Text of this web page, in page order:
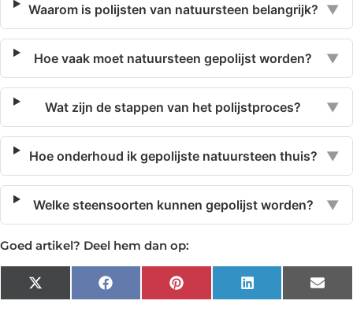
Waarom is polijsten van natuursteen belangrijk? ▼
Hoe vaak moet natuursteen gepolijst worden? ▼
Wat zijn de stappen van het polijstproces? ▼
Hoe onderhoud ik gepolijste natuursteen thuis? ▼
Welke steensoorten kunnen gepolijst worden? ▼
Goed artikel? Deel hem dan op:
X
(Twitter)
Facebook Pinterest LinkedIn